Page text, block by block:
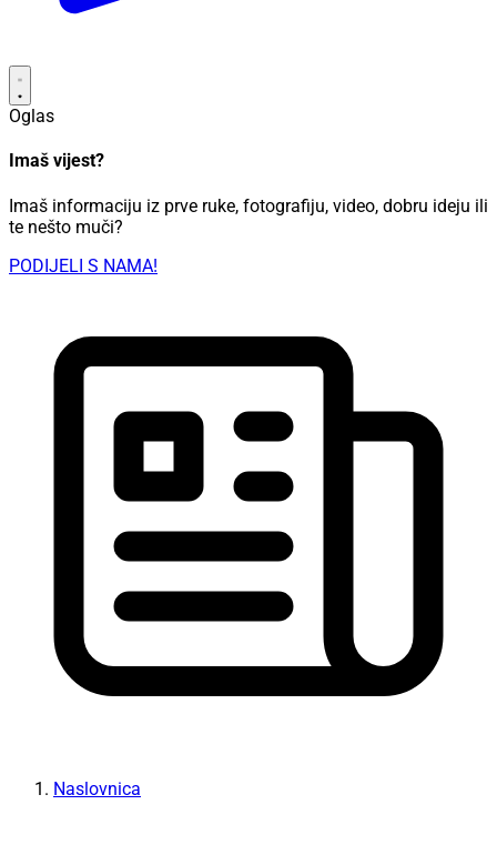
Oglas
Imaš vijest?
Imaš informaciju iz prve ruke, fotografiju, video, dobru ideju ili
te nešto muči?
PODIJELI S NAMA!
Naslovnica